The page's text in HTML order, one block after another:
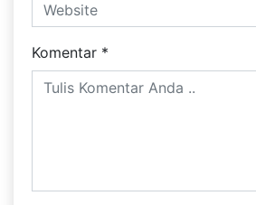
Komentar *